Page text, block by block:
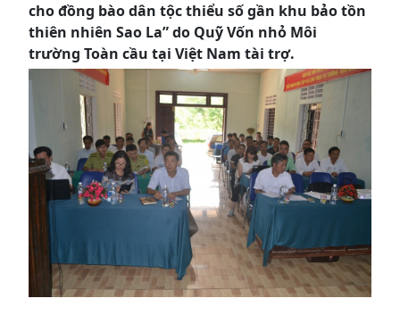
cho đồng bào dân tộc thiểu số gần khu bảo tồn
thiên nhiên Sao La” do Quỹ Vốn nhỏ Môi
trường Toàn cầu tại Việt Nam tài trợ.